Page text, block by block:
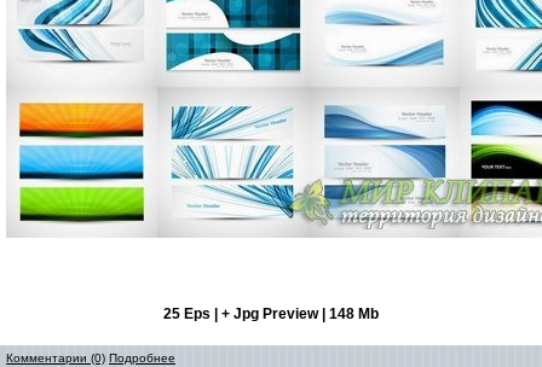
25 Eps | + Jpg Preview | 148 Mb
Комментарии (0) Подробнее